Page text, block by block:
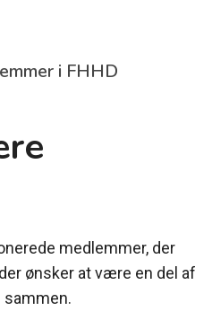
i FHHD
medlemmer, der
ønsker at være en del af